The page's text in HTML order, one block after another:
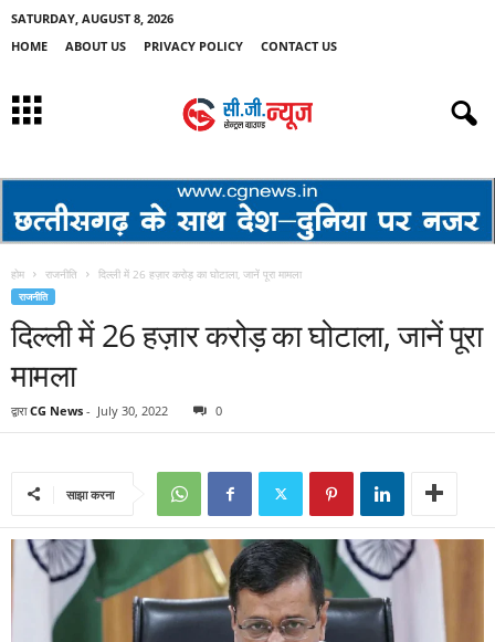
SATURDAY, AUGUST 8, 2026
HOME
ABOUT US PRIVACY POLICY CONTACT US
होम राजनीति दिल्ली में 26 हज़ार करोड़ का घोटाला, जानें पूरा मामला
राजनीति
दिल्ली में 26 हज़ार करोड़ का घोटाला, जानें पूरा
मामला
द्वारा CG News - July 30, 2022 0
साझा करना